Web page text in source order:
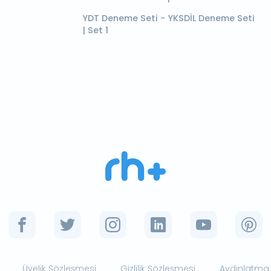
YDT Deneme Seti - YKSDİL Deneme Seti
| Set 1
Üyelik Sözleşmesi Gizlilik Sözleşmesi